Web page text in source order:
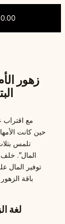
حين كانت
تلمس
المال”. خلف
توفير المال
باقة
لغة